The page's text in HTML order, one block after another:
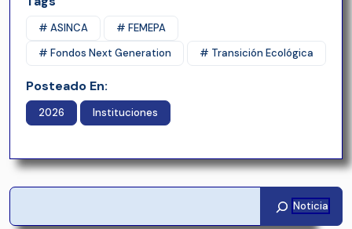
# ASINCA
# FEMEPA
# Fondos Next Generation
# Transición Ecológica
Posteado En:
2026 Instituciones
Buscar